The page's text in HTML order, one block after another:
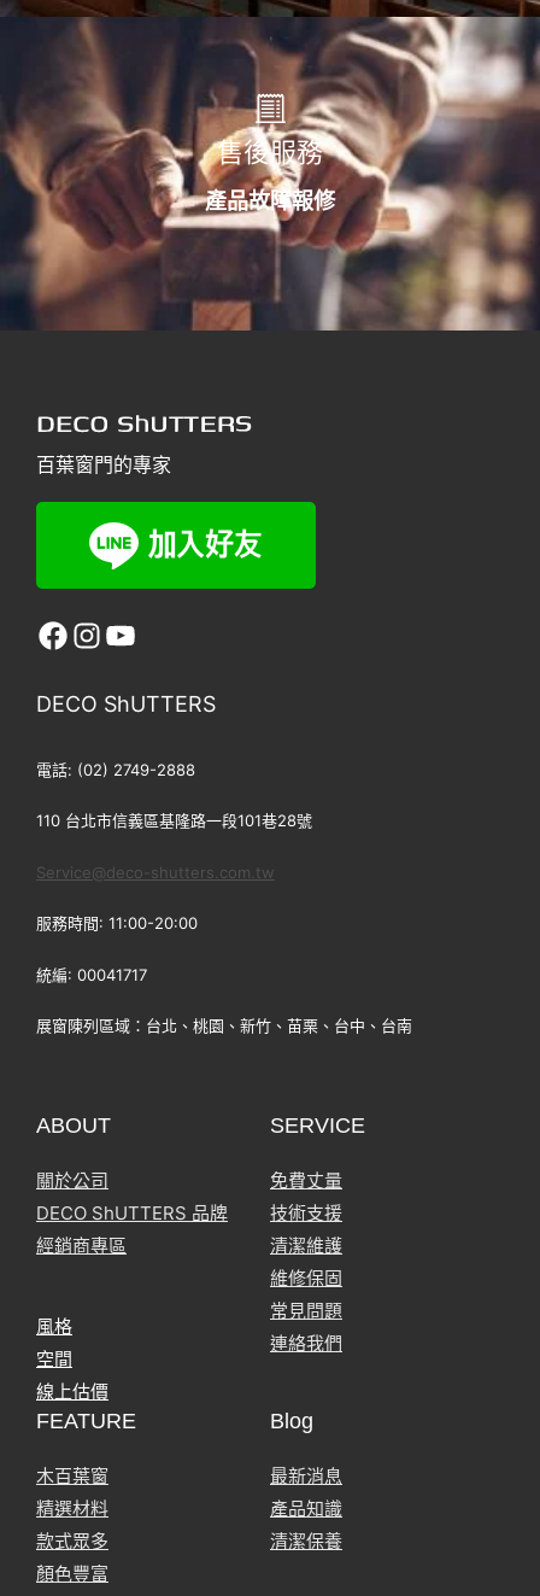
售後服務
產品故障報修
百葉窗門的專家
facebook
Instagram
YouTube
DECO ShUTTERS
電話: (02) 2749-2888
110 台北市信義區基隆路一段101巷28號
Service@deco-shutters.com.tw
服務時間: 11:00-20:00
統編: 00041717
展窗陳列區域：台北、桃園、新竹、苗栗、台中、台南
ABOUT
關於公司
DECO ShUTTERS 品牌
經銷商專區
風格
空間
線上估價
SERVICE
免費丈量
技術支援
清潔維護
維修保固
常見問題
連絡我們
FEATURE
木百葉窗
精選材料
款式眾多
顏色豐富
Blog
最新消息
產品知識
清潔保養